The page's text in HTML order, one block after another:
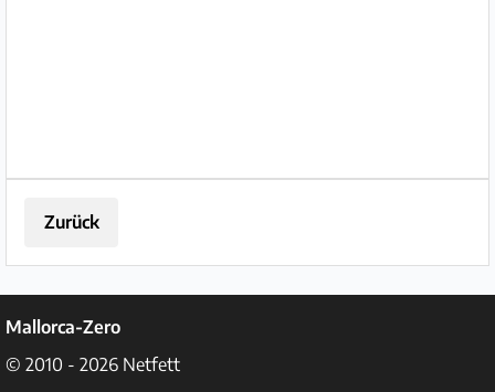
Zurück
Mallorca-Zero
© 2010 - 2026 Netfett